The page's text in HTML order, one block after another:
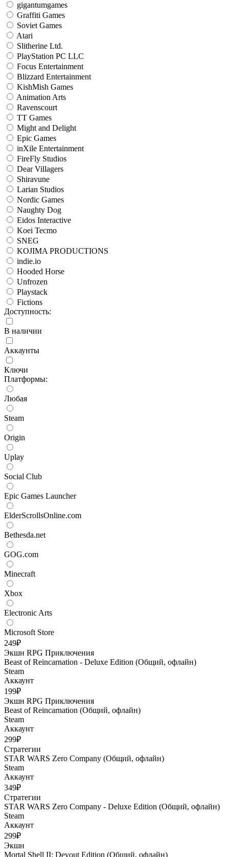
gigantumgames
Graffiti Games
Soviet Games
Atari
Slitherine Ltd.
PlayStation PC LLC
Focus Entertainment
Blizzard Entertainment
KishMish Games
Animation Arts
Ravenscourt
TT Games
Might and Delight
Epic Games
inXile Entertainment
FireFly Studios
Dear Villagers
Shiravune
Larian Studios
Nordic Games
Naughty Dog
Eidos Interactive
Koei Tecmo
SNEG
KOJIMA PRODUCTIONS
indie.io
Hooded Horse
Unfrozen
Playstack
Fictions
Доступность:
В наличии
Аккаунты
Ключи
Платформы:
Любая
Steam
Origin
Uplay
Social Club
Epic Games Launcher
ElderScrollsOnline.com
Bethesda.net
GOG.com
Minecraft
Xbox
Electronic Arts
Microsoft Store
249₽
Экшн RPG Приключения
Beast of Reincarnation - Deluxe Edition (Общий, офлайн)
Steam
Аккаунт
199₽
Экшн RPG Приключения
Beast of Reincarnation (Общий, офлайн)
Steam
Аккаунт
299₽
Стратегии
STAR WARS Zero Company (Общий, офлайн)
Steam
Аккаунт
349₽
Стратегии
STAR WARS Zero Company - Deluxe Edition (Общий, офлайн)
Steam
Аккаунт
299₽
Экшн
Mortal Shell II: Devout Edition (Общий, офлайн)